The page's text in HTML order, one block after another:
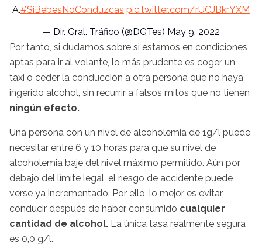
A.#SiBebesNoConduzcas pic.twitter.com/rUCJBkrYXM
— Dir. Gral. Tráfico (@DGTes) May 9, 2022
Por tanto, si dudamos sobre si estamos en condiciones
aptas para ir al volante, lo más prudente es coger un
taxi o ceder la conducción a otra persona que no haya
ingerido alcohol, sin recurrir a falsos mitos que no tienen
ningún efecto.
Una persona con un nivel de alcoholemia de 1g/l puede
necesitar entre 6 y 10 horas para que su nivel de
alcoholemia baje del nivel máximo permitido. Aún por
debajo del límite legal, el riesgo de accidente puede
verse ya incrementado. Por ello, lo mejor es evitar
conducir después de haber consumido cualquier
cantidad de alcohol. La única tasa realmente segura
es 0,0 g/l.